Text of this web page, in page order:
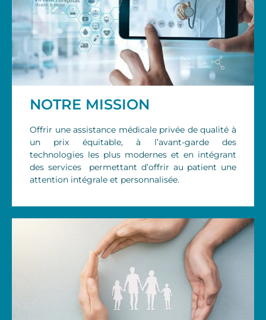
NOTRE MISSION
Offrir une assistance médicale privée de qualité à
un prix équitable, à l’avant-garde des
technologies les plus modernes et en intégrant
des services permettant d’offrir au patient une
attention intégrale et personnalisée.